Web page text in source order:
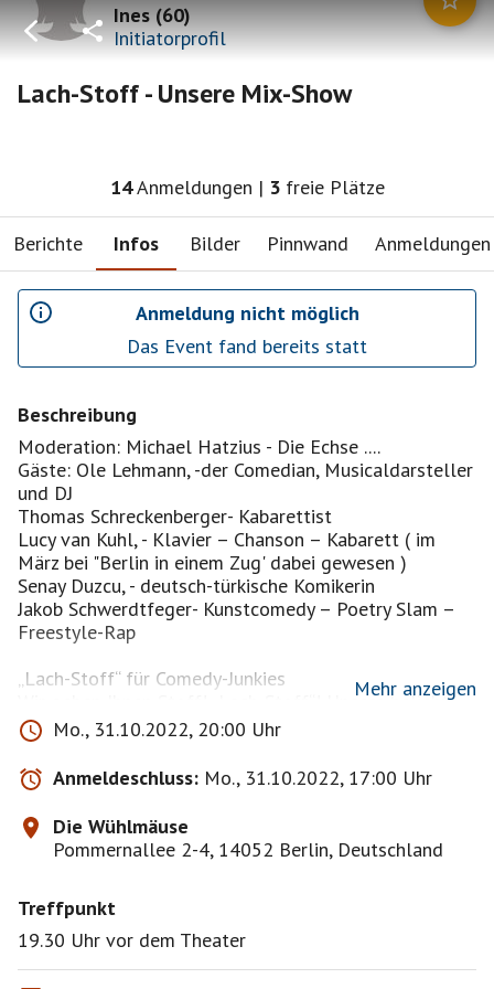
Ines(60)
Initiatorprofil
Lach-Stoff - Unsere Mix-Show
14Anmeldungen | 3 freie Plätze
Berichte Infos Bilder Pinnwand Anmeldungen
Anmeldung nicht möglich
Das Event fand bereits statt
Beschreibung
Moderation: Michael Hatzius - Die Echse ....
Gäste: Ole Lehmann, -der Comedian, Musicaldarsteller
und DJ
Thomas Schreckenberger- Kabarettist
Lucy van Kuhl, - Klavier – Chanson – Kabarett ( im
März bei "Berlin in einem Zug' dabei gewesen )
Senay Duzcu, - deutsch-türkische Komikerin
Jakob Schwerdtfeger- Kunstcomedy – Poetry Slam –
Freestyle-Rap
„Lach-Stoff“ für Comedy-Junkies
Wir geben Ihnen Stoff! „Lach-Stoff“! Unsere beliebte
Mix-Show hat ab 2022 einen neuen Namen, wartet
aber natürlich in gewohnter Manier mit den besten
Comedy-Newcomern, etablierten Kabarettisten und
echten Geheimtipps auf – präsentiert von einem
versierten Moderator. Geboten wird ein süchtig
machender Mix aus sicher nicht ganz
nebenwirkungsfreien – zumindest was das Zwerchfell
Comedy, Musik-Kabarett und Poetry.
Immer wieder neue Comedians präsentieren hier auf
der Bühne ihre besten Gags und bieten einen kurzen,
Mehr anzeigen
Mo., 31.10.2022, 20:00 Uhr
Anmeldeschluss: Mo., 31.10.2022, 17:00 Uhr
Die Wühlmäuse
Pommernallee 2-4, 14052 Berlin, Deutschland
Treffpunkt
19.30 Uhr vor dem Theater